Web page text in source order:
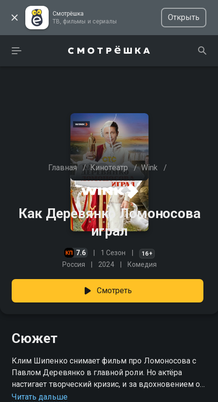
Смотрёшка
ТВ, фильмы и сериалы
Открыть
Главная / Кинотеатр / Wink /
Как Деревянко Ломоносова
играл
7.6 1 Сезон 16+
Россия 2024 Комедия
Смотреть
Сюжет
Клим Шипенко снимает фильм про Ломоносова с
Павлом Деревянко в главной роли. Но актёра
настигает творческий кризис, и за вдохновением он
отправляется на родину учёного, которого видит в
Читать дальше